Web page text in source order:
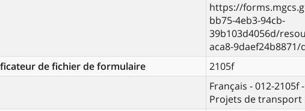
https://
bb75-4eb3-94cb-
39b103d4056d/
aca8-
de fichier de formulaire
2105f
Français - 012-
Projets de transport